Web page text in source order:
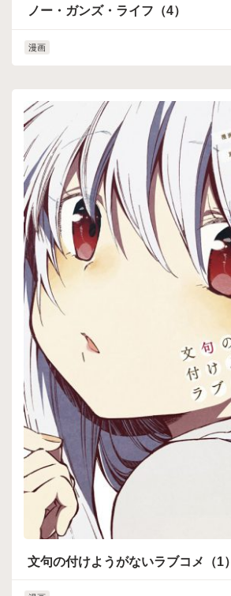
ノー・ガンズ・ライフ（4）
漫画
文句の付けようがないラブコメ（1）